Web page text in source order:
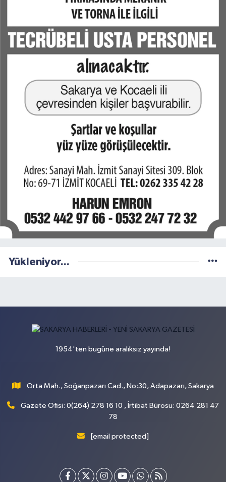
Yükleniyor...
1954'ten bugüne aralıksız yayında!
Orta Mah., Soğanpazarı Cad., No:30, Adapazarı, Sakarya
Gazete Ofisi: 0(264) 278 16 10 , İrtibat Bürosu: 0264 281 47
78
[email protected]